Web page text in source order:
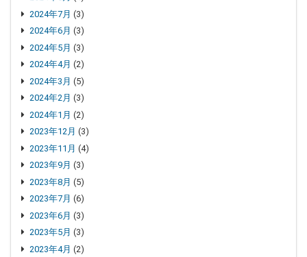
2024年7月 (3)
2024年6月 (3)
2024年5月 (3)
2024年4月 (2)
2024年3月 (5)
2024年2月 (3)
2024年1月 (2)
2023年12月 (3)
2023年11月 (4)
2023年9月 (3)
2023年8月 (5)
2023年7月 (6)
2023年6月 (3)
2023年5月 (3)
2023年4月 (2)